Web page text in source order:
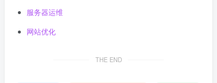
服务器运维
网站优化
THE END